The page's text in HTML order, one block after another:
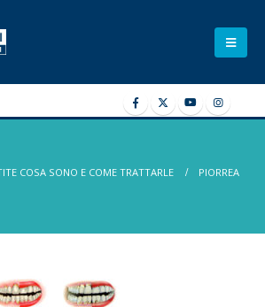
COSA SONO E COME TRATTARLE
PIORREA